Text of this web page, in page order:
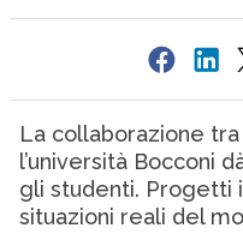
La collaborazione
l’università Bocconi
gli studenti. Progetti
situazioni reali del